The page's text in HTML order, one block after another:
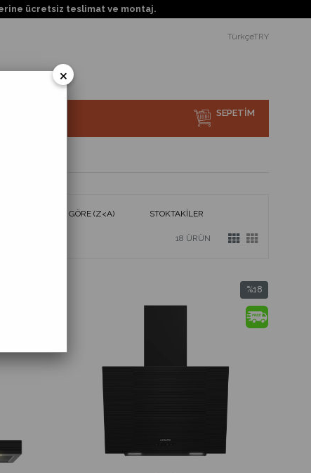
TürkçeTRY
SEPETIM
ÜRÜN ADINA GÖRE (Z<A) STOKTAKILER
18 ÜRÜN
%18
İndirim
%18İndirim
teslimat ve montaj.
×